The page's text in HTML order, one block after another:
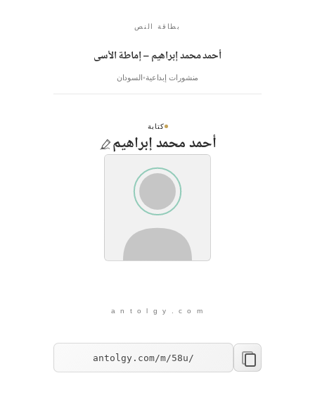
بطاقة النص
أحمد محمد إبراهيم – إماطة الأسى
منشورات إبداعية السودان
كتابة
أحمد محمد إبراهيم
a n t o l g y . c o m